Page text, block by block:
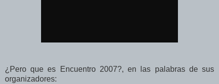
¿Pero que es Encuentro 2007?, en las palabras de sus
organizadores: